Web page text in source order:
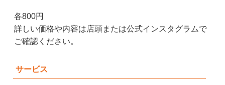
各800円
詳しい価格や内容は店頭または公式インスタグラムで
ご確認ください。
サービス